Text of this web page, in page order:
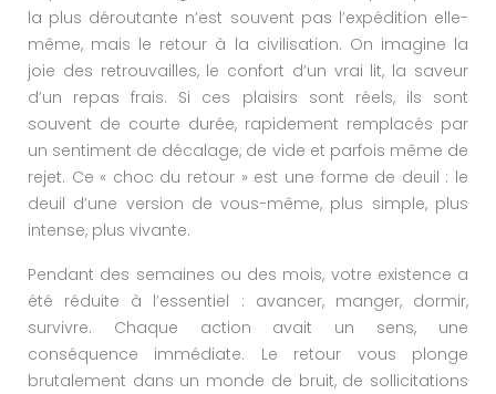
la plus déroutante n’est souvent pas l’expédition elle-
même, mais le retour à la civilisation. On imagine la
joie des retrouvailles, le confort d’un vrai lit, la saveur
d’un repas frais. Si ces plaisirs sont réels, ils sont
souvent de courte durée, rapidement remplacés par
un sentiment de décalage, de vide et parfois même de
rejet. Ce « choc du retour » est une forme de deuil : le
deuil d’une version de vous-même, plus simple, plus
intense, plus vivante.
Pendant des semaines ou des mois, votre existence a
été réduite à l’essentiel : avancer, manger, dormir,
survivre. Chaque action avait un sens, une
conséquence immédiate. Le retour vous plonge
brutalement dans un monde de bruit, de sollicitations